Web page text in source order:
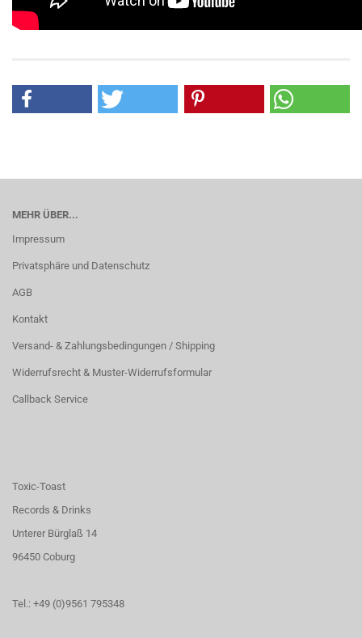
MEHR ÜBER...
Impressum
Privatsphäre und Datenschutz
AGB
Kontakt
Versand- & Zahlungsbedingungen / Shipping
Widerrufsrecht & Muster-Widerrufsformular
Callback Service
Toxic-Toast
Records & Drinks
Unterer Bürglaß 14
96450 Coburg
Tel.: +49 (0)9561 795348